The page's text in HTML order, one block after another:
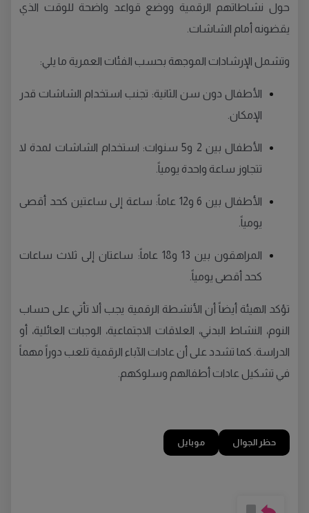
حول نشاطاتهم الرقمية ووضع قواعد واضحة للوقت الذي
يقضونه أمام الشاشات.
وتشمل الإرشادات الموجهة بحسب الفئات العمرية ما يلي:
الأطفال دون سن الثانية: تجنب استخدام الشاشات قدر
الإمكان.
الأطفال بين 2 و5 سنوات: استخدام الشاشات لمدة لا
تتجاوز ساعة واحدة يومياً.
الأطفال بين 6 و12 عاماً: ساعة إلى ساعتين كحد أقصى
يومياً.
المراهقون بين 13 و18 عاماً: ساعتان إلى ثلاث ساعات
كحد أقصى يومياً.
تؤكد الهيئة أيضاً أن الأنشطة الرقمية يجب ألا تأتي على حساب
النوم، النشاط البدني، العلاقات الاجتماعية، الوجبات العائلية، أو
الدراسة. كما تشدد على أن عادات الآباء الرقمية تلعب دوراً مهماً
في تشكيل عادات أطفالهم وسلوكهم.
حظر الجوال موبايل